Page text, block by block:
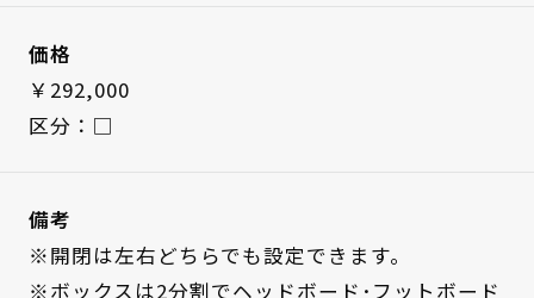
価格
￥292,000
区分：□
備考
※開閉は左右どちらでも設定できます。
※ボックスは2分割でヘッドボード･フットボード